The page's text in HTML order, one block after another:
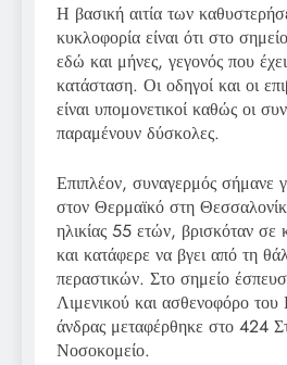
Η βασική αιτία των
κυκλοφορία είναι ότι στο
εδώ και μήνες, γεγονός που
κατάσταση. Οι οδηγοί και οι
είναι υπομονετικοί καθώς οι
παραμένουν δύσκολες.
Επιπλέον, συναγερμός σήμανε
στον Θερμαϊκό στη
ηλικίας 55 ετών, βρισκόταν σε
και κατάφερε να βγει από τη
περαστικών. Στο σημείο
Λιμενικού και ασθενοφόρο
άνδρας μεταφέρθηκε στο 424
Νοσοκομείο.